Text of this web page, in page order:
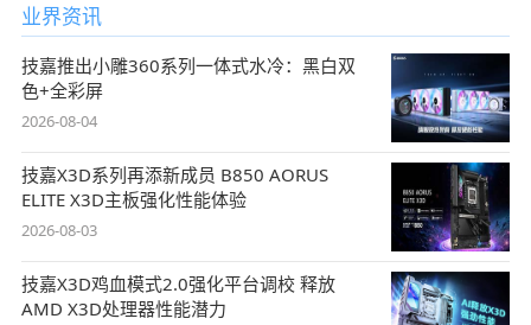
业界资讯
技嘉推出小雕360系列一体式水冷：黑白双
色+全彩屏
2026-08-04
技嘉X3D系列再添新成员 B850 AORUS
ELITE X3D主板强化性能体验
2026-08-03
技嘉X3D鸡血模式2.0强化平台调校 释放
AMD X3D处理器性能潜力